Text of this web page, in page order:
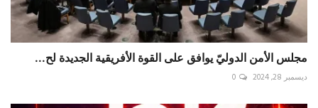
مجلس الأمن الدوليّ يوافق على القوة الأفريقية الجديدة لح...
ديسمبر 28, 2024 0